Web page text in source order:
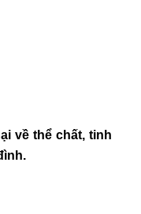
về thể chất, tinh